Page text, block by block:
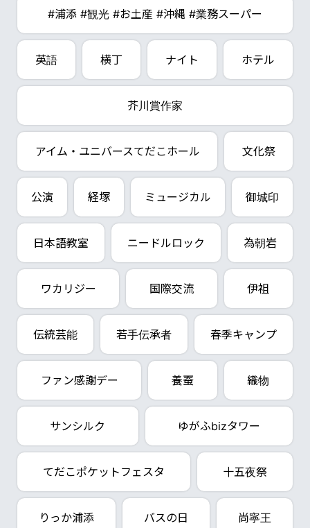
#浦添 #観光 #お土産 #沖縄 #業務スーパー
英語 横丁 ナイト ホテル
芥川賞作家
アイム・ユニバースてだこホール 文化祭
公演 経塚 ミュージカル 御城印
日本語教室 ニードルロック 為朝岩
ワカリジー 国際交流 伊祖
伝統芸能 若手伝承者 春季キャンプ
ファン感謝デー 養蚕 織物
サンシルク ゆがふbizタワー
てだこポケットフェスタ 十五夜祭
りっか浦添 バスの日 尚寧王